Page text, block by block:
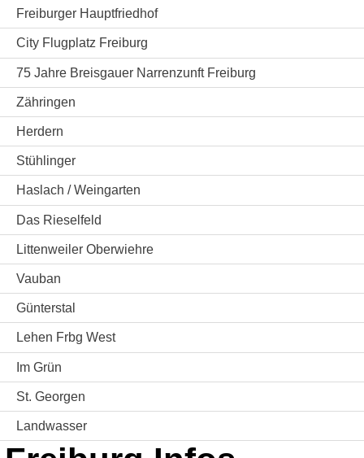
Freiburger Hauptfriedhof
City Flugplatz Freiburg
75 Jahre Breisgauer Narrenzunft Freiburg
Zähringen
Herdern
Stühlinger
Haslach / Weingarten
Das Rieselfeld
Littenweiler Oberwiehre
Vauban
Günterstal
Lehen Frbg West
Im Grün
St. Georgen
Landwasser